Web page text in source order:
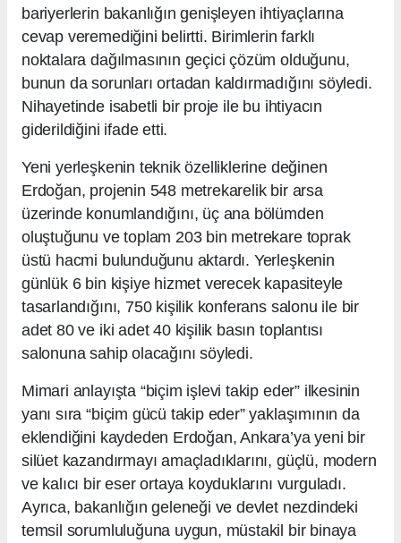
bariyerlerin bakanlığın genişleyen ihtiyaçlarına
cevap veremediğini belirtti. Birimlerin farklı
noktalara dağılmasının geçici çözüm olduğunu,
bunun da sorunları ortadan kaldırmadığını söyledi.
Nihayetinde isabetli bir proje ile bu ihtiyacın
giderildiğini ifade etti.
Yeni yerleşkenin teknik özelliklerine değinen
Erdoğan, projenin 548 metrekarelik bir arsa
üzerinde konumlandığını, üç ana bölümden
oluştuğunu ve toplam 203 bin metrekare toprak
üstü hacmi bulunduğunu aktardı. Yerleşkenin
günlük 6 bin kişiye hizmet verecek kapasiteyle
tasarlandığını, 750 kişilik konferans salonu ile bir
adet 80 ve iki adet 40 kişilik basın toplantısı
salonuna sahip olacağını söyledi.
Mimari anlayışta “biçim işlevi takip eder” ilkesinin
yanı sıra “biçim gücü takip eder” yaklaşımının da
eklendiğini kaydeden Erdoğan, Ankara’ya yeni bir
silüet kazandırmayı amaçladıklarını, güçlü, modern
ve kalıcı bir eser ortaya koyduklarını vurguladı.
Ayrıca, bakanlığın geleneği ve devlet nezdindeki
temsil sorumluluğuna uygun, müstakil bir binaya